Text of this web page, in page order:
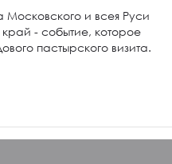
Московского и всея Руси
- событие, которое
пастырского визита.